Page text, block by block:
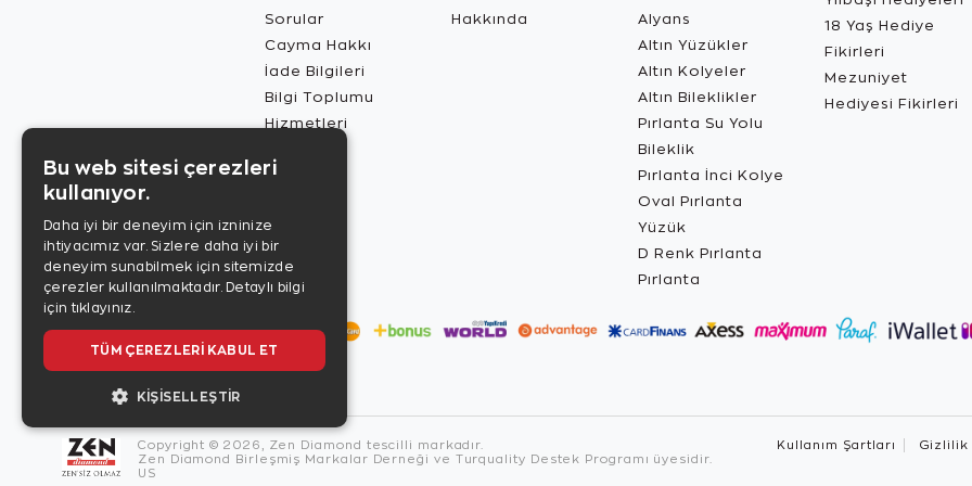
Sorular
Cayma Hakkı
İade Bilgileri
Bilgi Toplumu
Hizmetleri
Hakkında
Alyans
Altın Yüzükler
Altın Kolyeler
Altın Bileklikler
Pırlanta Su Yolu
Bileklik
Pırlanta İnci Kolye
Oval Pırlanta
Yüzük
D Renk Pırlanta
Pırlanta
18 Yaş Hediye
Fikirleri
Mezuniyet
Hediyesi Fikirleri
Copyright © 2026, Zen Diamond tescilli markadır.
Zen Diamond Birleşmiş Markalar Derneği ve Turquality Destek Programı üyesidir.
US
Kullanım Şartları
Bu web sitesi çerezleri
kullanıyor.
Daha iyi bir deneyim için izninize
ihtiyacımız var. Sizlere daha iyi bir
deneyim sunabilmek için sitemizde
çerezler kullanılmaktadır. Detaylı bilgi
için tıklayınız.
TÜM ÇEREZLERI KABUL ET
KIŞISELLEŞTIR